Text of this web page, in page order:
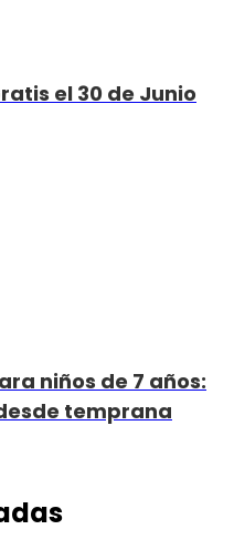
el 30 de Junio
niños de 7 años:
temprana